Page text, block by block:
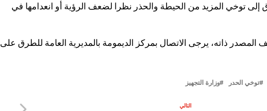
توخي المزيد من الحيطة والحذر نظرا لضعف الرؤية أو انعدامها في
المصدر ذاته، يرجى الاتصال بمركز الديمومة بالمديرية العامة للطرق على
توخي الحدر وزارة التجهيز
التالي